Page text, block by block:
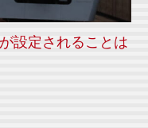
設定されることは